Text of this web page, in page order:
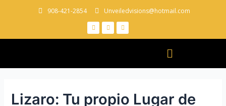
908-421-2854 Unveiledvisions@hotmail.com
Lizaro: Tu propio Lugar de